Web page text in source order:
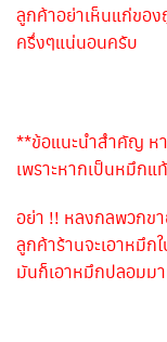
ลูกค้าอย่าเห็นแก่ขอ
ครึ่งๆแน่นอนครับ
**ข้อแนะนำสำคัญ ห
เพราะหากเป็นหมึกแ
อย่า !! หลงกลพวกข
ลูกค้าร้านจะเอาหมึก
มันก็เอาหมึกปลอมม